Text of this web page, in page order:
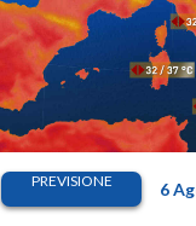
PREVISIONE 6